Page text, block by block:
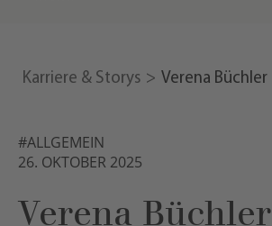
Karriere & Storys Verena Büchler
#ALLGEMEIN
26. OKTOBER 2025
Verena Büchler